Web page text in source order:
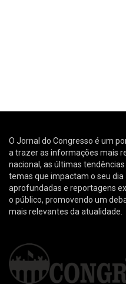
O Jornal do Congresso é um
a trazer as informações mais
nacional, as últimas
temas que impactam o seu dia
aprofundadas e reportagens
o público, promovendo um
mais relevantes da atualidade.